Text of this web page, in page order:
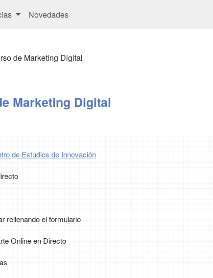
Novedades
de Marketing Digital
Marketing Digital
de Estudios de Innovación
rellenando el formulario
Online en Directo